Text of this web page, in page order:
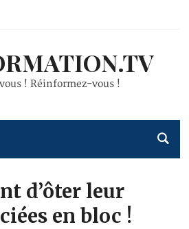
! Réinformez-vous !
d’ôter leur
en bloc !